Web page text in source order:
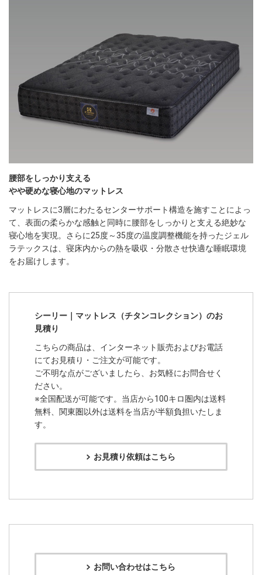
腰部をしっかり支える
やや硬めな寝心地のマットレス
マットレスに3層にわたるセンターサポート構造を施すことによっ
て、表面の柔らかな感触と同時に腰部をしっかりと支える絶妙な
寝心地を実現。さらに25度～35度の温度調整機能を持ったジェル
ラテックスは、寝床内からの熱を吸収・分散させ快適な睡眠環境
をお届けします。
シーリー｜マットレス（チタンコレクション）のお
見積り
こちらの商品は、インターネット販売およびお電話
にてお見積り・ご注文が可能です。
ご不明な点がございましたら、お気軽にお問合せく
ださい。
※全国配送が可能です。当店から100キロ圏内は送料
無料、関東圏以外は送料を当店が半額負担いたしま
す。
お見積り依頼はこちら
お問い合わせはこちら